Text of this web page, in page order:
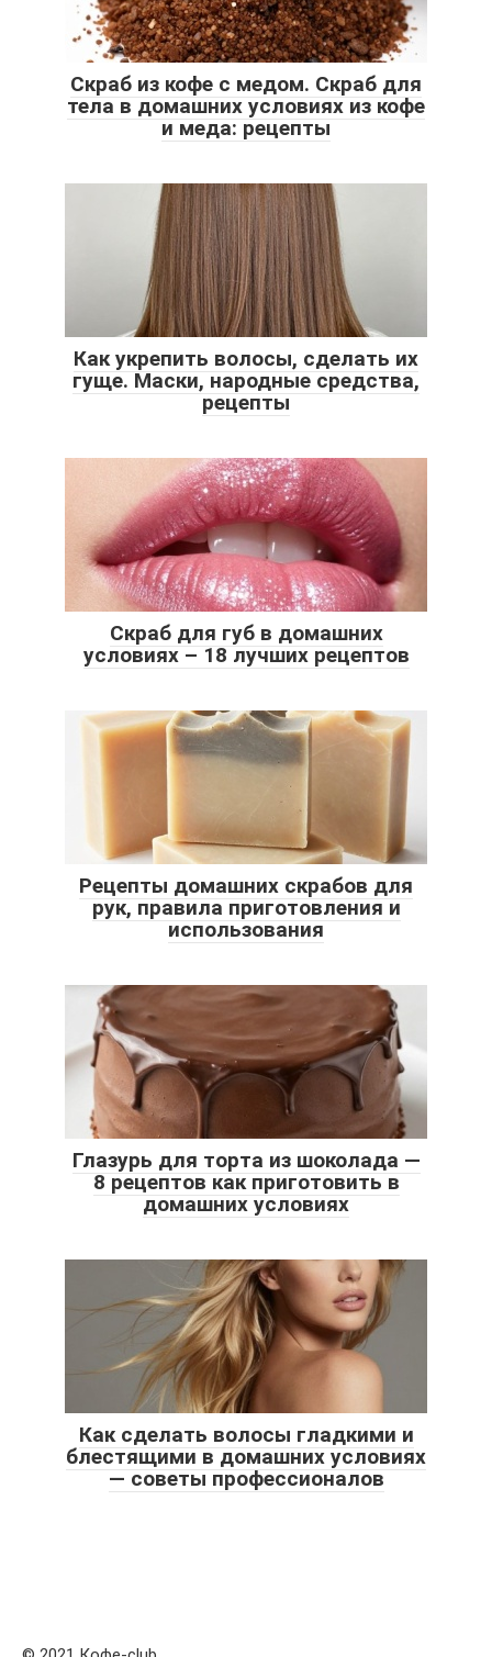
Скраб из кофе с медом. Скраб для
тела в домашних условиях из кофе
и меда: рецепты
Как укрепить волосы, сделать их
гуще. Маски, народные средства,
рецепты
Скраб для губ в домашних
условиях – 18 лучших рецептов
Рецепты домашних скрабов для
рук, правила приготовления и
использования
Глазурь для торта из шоколада —
8 рецептов как приготовить в
домашних условиях
Как сделать волосы гладкими и
блестящими в домашних условиях
— советы профессионалов